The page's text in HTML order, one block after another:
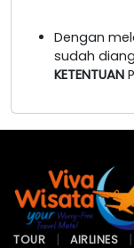
Dengan
sudah
KETENTUAN
TOUR AIRLINES